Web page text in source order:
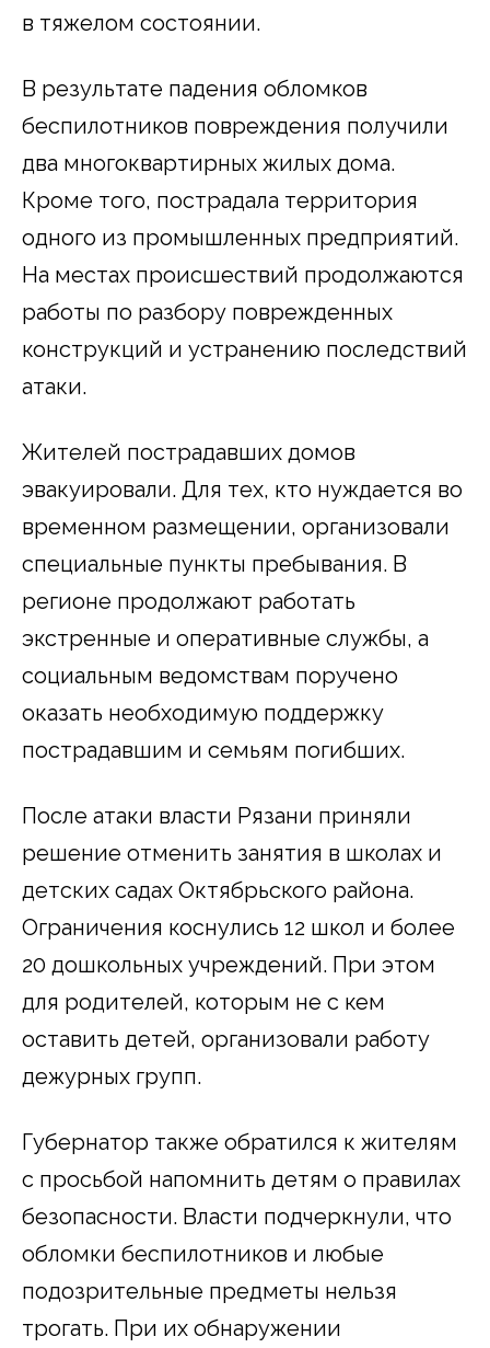
в тяжелом состоянии.
В результате падения обломков
беспилотников повреждения получили
два многоквартирных жилых дома.
Кроме того, пострадала территория
одного из промышленных предприятий.
На местах происшествий продолжаются
работы по разбору поврежденных
конструкций и устранению последствий
атаки.
Жителей пострадавших домов
эвакуировали. Для тех, кто нуждается во
временном размещении, организовали
специальные пункты пребывания. В
регионе продолжают работать
экстренные и оперативные службы, а
социальным ведомствам поручено
оказать необходимую поддержку
пострадавшим и семьям погибших.
После атаки власти Рязани приняли
решение отменить занятия в школах и
детских садах Октябрьского района.
Ограничения коснулись 12 школ и более
20 дошкольных учреждений. При этом
для родителей, которым не с кем
оставить детей, организовали работу
дежурных групп.
Губернатор также обратился к жителям
с просьбой напомнить детям о правилах
безопасности. Власти подчеркнули, что
обломки беспилотников и любые
подозрительные предметы нельзя
трогать. При их обнаружении